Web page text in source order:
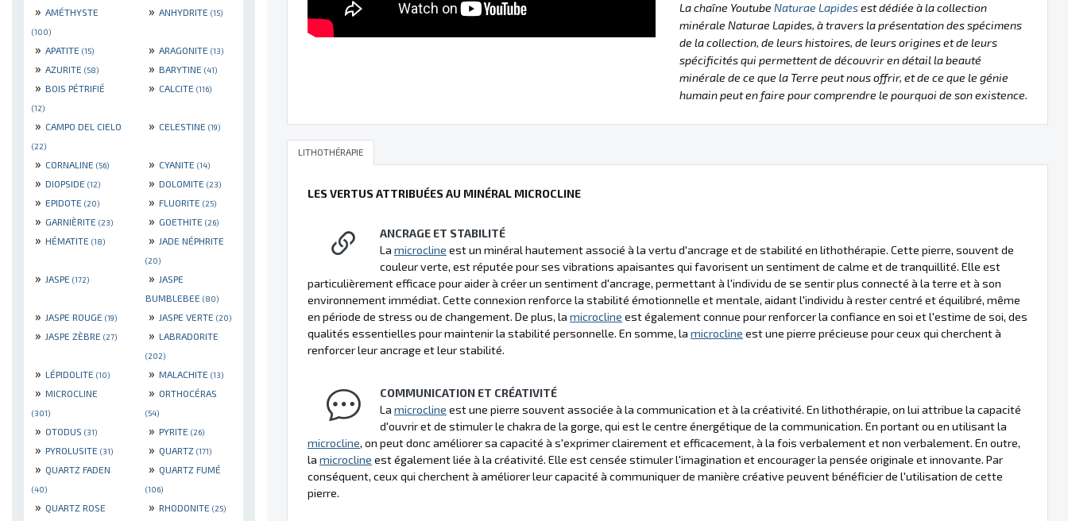
» AMÉTHYSTE
(100)
» ANHYDRITE (15)
» APATITE (15) » ARAGONITE (13)
» AZURITE (58) » BARYTINE (41)
» BOIS PÉTRIFIÉ
(12)
» CALCITE (116)
» CAMPO DEL CIELO
(22)
» CELESTINE (19)
» CORNALINE (56) » CYANITE (14)
» DIOPSIDE (12) » DOLOMITE (23)
» EPIDOTE (20) » FLUORITE (25)
» GARNIÈRITE (23) » GOETHITE (26)
» HÉMATITE (18) » JADE NÉPHRITE
(20)
» JASPE (172) » JASPE
BUMBLEBEE (80)
» JASPE ROUGE (19) » JASPE VERTE (20)
» JASPE ZÈBRE (27) » LABRADORITE
(202)
» LÉPIDOLITE (10) » MALACHITE (13)
» MICROCLINE
(301)
» ORTHOCÉRAS
(54)
» OTODUS (31) » PYRITE (26)
» PYROLUSITE (31) » QUARTZ (171)
» QUARTZ FADEN
(40)
» QUARTZ FUMÉ
(106)
» QUARTZ ROSE » RHODONITE (25)
La chaîne Youtube Naturae Lapidesest dédiée à la collection
minérale Naturae Lapides, à travers la présentation des spécimens
de la collection, de leurs histoires, de leurs origines et de leurs
spécificités qui permettent de découvrir en détail la beauté
minérale de ce que la Terre peut nous offrir, et de ce que le génie
humain peut en faire pour comprendre le pourquoi de son existence.
LITHOTHÉRAPIE
LES VERTUS ATTRIBUÉES AU MINÉRAL MICROCLINE
ANCRAGE ET STABILITÉ
La microcline est un minéral hautement associé à la vertu d'ancrage et de stabilité en lithothérapie. Cette pierre, souvent de
couleur verte, est réputée pour ses vibrations apaisantes qui favorisent un sentiment de calme et de tranquillité. Elle est
particulièrement efficace pour aider à créer un sentiment d'ancrage, permettant à l'individu de se sentir plus connecté à la terre et à son
environnement immédiat. Cette connexion renforce la stabilité émotionnelle et mentale, aidant l'individu à rester centré et équilibré, même
en période de stress ou de changement. De plus, la microcline est également connue pour renforcer la confiance en soi et l'estime de soi, des
qualités essentielles pour maintenir la stabilité personnelle. En somme, la microcline est une pierre précieuse pour ceux qui cherchent à
renforcer leur ancrage et leur stabilité.
COMMUNICATION ET CRÉATIVITÉ
La microcline est une pierre souvent associée à la communication et à la créativité. En lithothérapie, on lui attribue la capacité
d'ouvrir et de stimuler le chakra de la gorge, qui est le centre énergétique de la communication. En portant ou en utilisant la
microcline, on peut donc améliorer sa capacité à s'exprimer clairement et efficacement, à la fois verbalement et non verbalement. En outre,
la microcline est également liée à la créativité. Elle est censée stimuler l'imagination et encourager la pensée originale et innovante. Par
conséquent, ceux qui cherchent à améliorer leur capacité à communiquer de manière créative peuvent bénéficier de l'utilisation de cette
pierre.